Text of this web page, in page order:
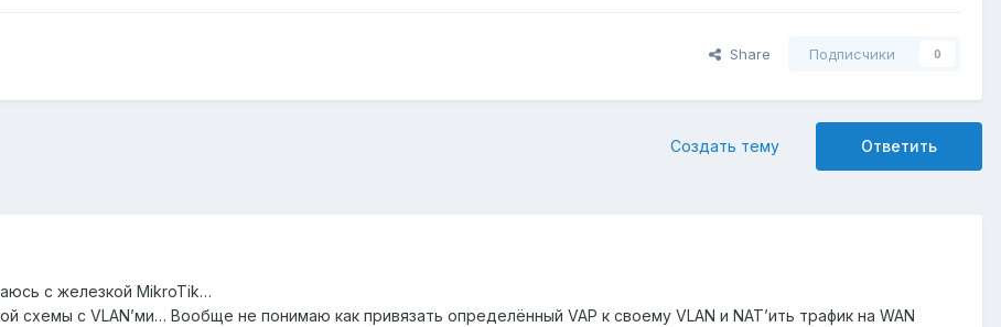
Share Подписчики 0
Ответить
Создать тему
с железкой MikroTik…
схемы с VLAN’ми… Вообще не понимаю как привязать определённый VAP к своему VLAN и NAT’ить трафик на WAN